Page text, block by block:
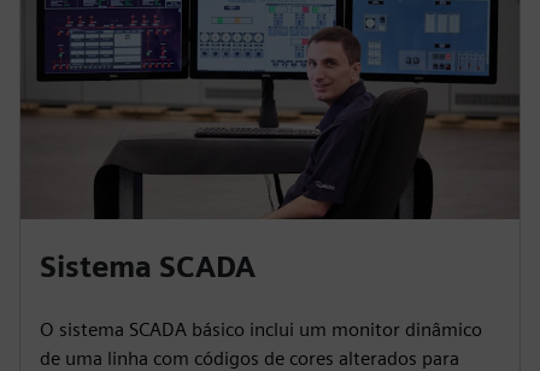
Sistema SCADA
O sistema SCADA básico inclui um monitor dinâmico
de uma linha com códigos de cores alterados para